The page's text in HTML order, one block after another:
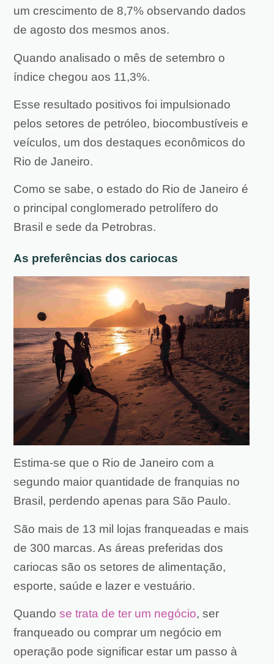
um crescimento de 8,7% observando dados
de agosto dos mesmos anos.
Quando analisado o mês de setembro o
índice chegou aos 11,3%.
Esse resultado positivos foi impulsionado
pelos setores de petróleo, biocombustíveis e
veículos, um dos destaques econômicos do
Rio de Janeiro.
Como se sabe, o estado do Rio de Janeiro é
o principal conglomerado petrolífero do
Brasil e sede da Petrobras.
As preferências dos cariocas
Estima-se que o Rio de Janeiro com a
segundo maior quantidade de franquias no
Brasil, perdendo apenas para São Paulo.
São mais de 13 mil lojas franqueadas e mais
de 300 marcas. As áreas preferidas dos
cariocas são os setores de alimentação,
esporte, saúde e lazer e vestuário.
Quando se trata de ter um negócio, ser
franqueado ou comprar um negócio em
operação pode significar estar um passo à